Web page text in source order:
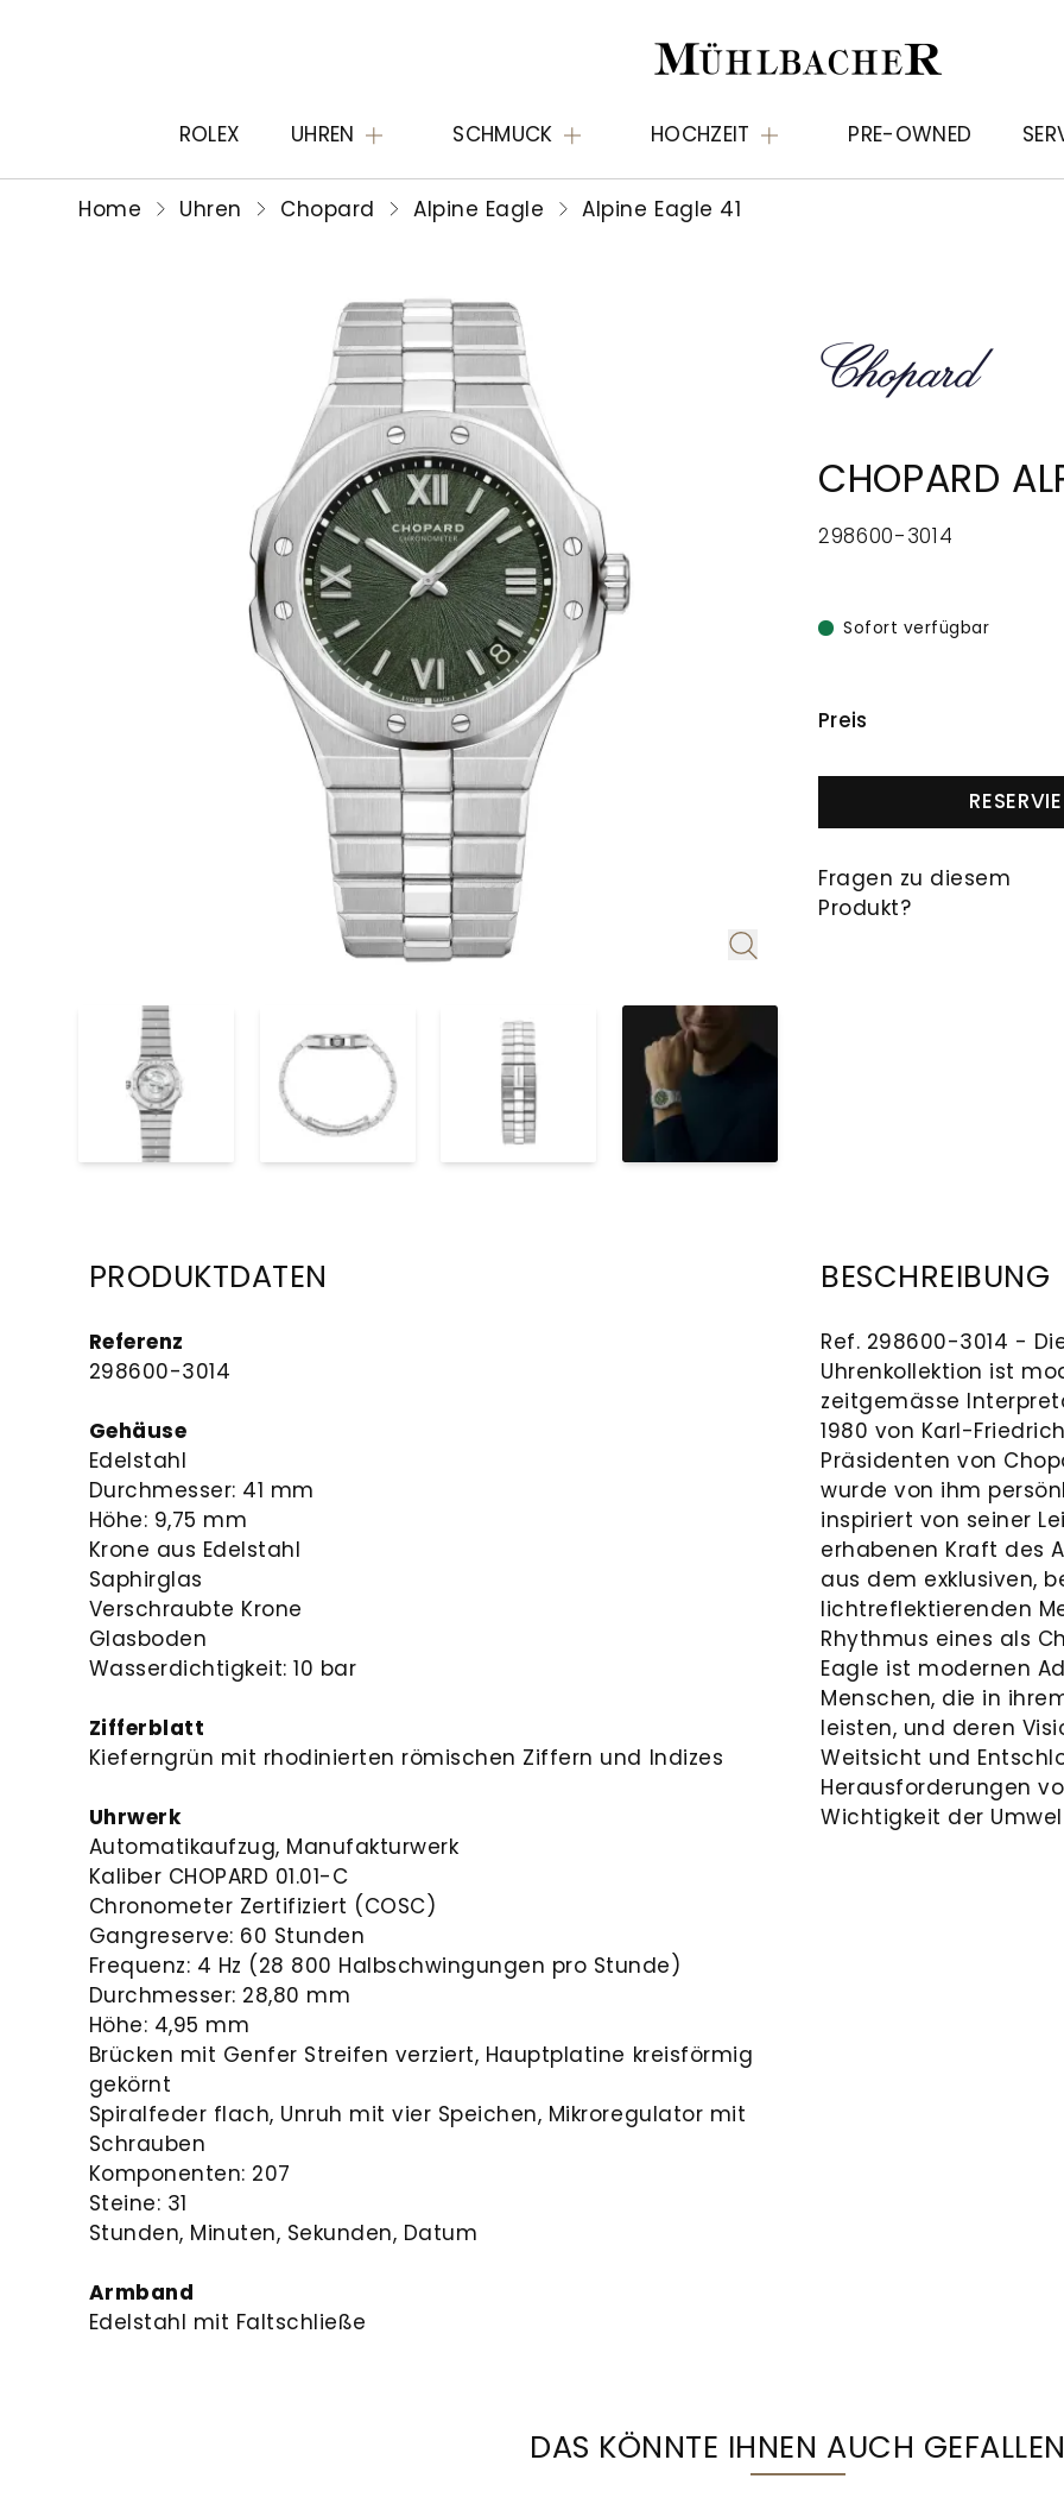
ROLEX UHREN SCHMUCK HOCHZEIT PRE-OWNED
Home Uhren Chopard Alpine Eagle Alpine Eagle 41
CHOPARD
298600-3014
Sofort verfügbar
Preis
Fragen zu diesem
Produkt?
PRODUKTDATEN
Referenz
298600-3014
Gehäuse
Edelstahl
Durchmesser: 41 mm
Höhe: 9,75 mm
Krone aus Edelstahl
Saphirglas
Verschraubte Krone
Glasboden
Wasserdichtigkeit: 10 bar
Zifferblatt
Kieferngrün mit rhodinierten römischen Ziffern und Indizes
Uhrwerk
Automatikaufzug, Manufakturwerk
Kaliber CHOPARD 01.01-C
Chronometer Zertifiziert (COSC)
Gangreserve: 60 Stunden
Frequenz: 4 Hz (28 800 Halbschwingungen pro Stunde)
Durchmesser: 28,80 mm
Höhe: 4,95 mm
Brücken mit Genfer Streifen verziert, Hauptplatine kreisförmig
gekörnt
Spiralfeder flach, Unruh mit vier Speichen, Mikroregulator mit
Schrauben
Komponenten: 207
Steine: 31
Stunden, Minuten, Sekunden, Datum
Armband
Edelstahl mit Faltschließe
BESCHREIBUNG
Ref. 298600-3014 -
Uhrenkollektion ist
zeitgemässe
1980 von Karl-
Präsidenten von
wurde von ihm
inspiriert von seiner
erhabenen Kraft des
aus dem exklusiven,
lichtreflektierenden
Rhythmus eines als
Eagle ist modernen
Menschen, die in
leisten, und deren
Weitsicht und
Herausforderungen
Wichtigkeit der
DAS KÖNNTE IHNEN AUCH